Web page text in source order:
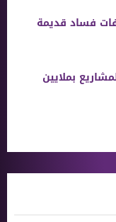
فساد قديمة
بملايين